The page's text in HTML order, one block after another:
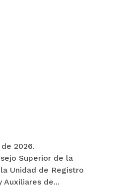
2026.
Superior de la
Unidad de Registro
Auxiliares de...